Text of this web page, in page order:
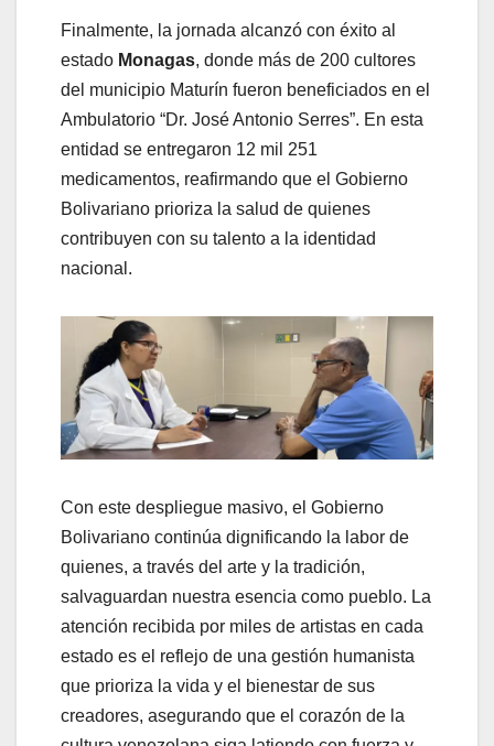
​Finalmente, la jornada alcanzó con éxito al
estado Monagas, donde más de 200 cultores
del municipio Maturín fueron beneficiados en el
Ambulatorio “Dr. José Antonio Serres”. En esta
entidad se entregaron 12 mil 251
medicamentos, reafirmando que el Gobierno
Bolivariano prioriza la salud de quienes
contribuyen con su talento a la identidad
nacional.
Con este despliegue masivo, el Gobierno
Bolivariano continúa dignificando la labor de
quienes, a través del arte y la tradición,
salvaguardan nuestra esencia como pueblo. La
atención recibida por miles de artistas en cada
estado es el reflejo de una gestión humanista
que prioriza la vida y el bienestar de sus
creadores, asegurando que el corazón de la